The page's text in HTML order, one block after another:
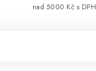
nad 5000 Kč s DPH